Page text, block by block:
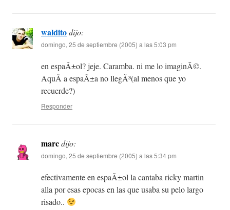
walditodijo:
domingo, 25 de septiembre (2005) a las 5:03 pm
en espaÃ±ol? jeje. Caramba. ni me lo imaginÃ©.
AquÃ­ a espaÃ±a no llegÃ³(al menos que yo
recuerde?)
Responder
marcdijo:
domingo, 25 de septiembre (2005) a las 5:34 pm
efectivamente en espaÃ±ol la cantaba ricky martin
alla por esas epocas en las que usaba su pelo largo
risado..